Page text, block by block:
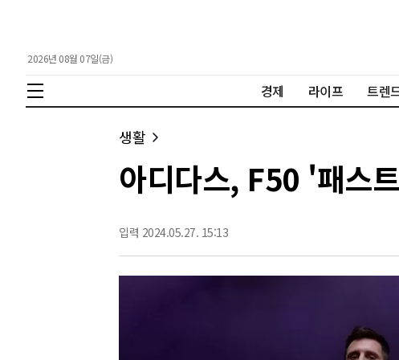
2026년 08월 07일(금)
경제 라이프 트렌
생활
아디다스, F50 '패스
입력 2024.05.27. 15:13